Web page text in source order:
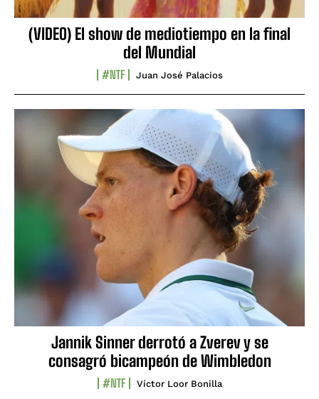
(VIDEO) El show de mediotiempo en la final
del Mundial
#NTF Juan José Palacios
Jannik Sinner derrotó a Zverev y se
consagró bicampeón de Wimbledon
#NTF Víctor Loor Bonilla